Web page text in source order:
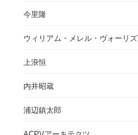
今里隆
ウィリアム・メレル・ヴォーリズ
上浪恒
内井昭蔵
浦辺鎮太郎